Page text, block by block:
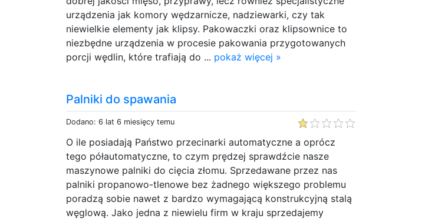
urządzenia jak komory wędzarnicze, nadziewarki, czy tak
niewielkie elementy jak klipsy. Pakowaczki oraz klipsownice to
niezbędne urządzenia w procesie pakowania przygotowanych
porcji wędlin, które trafiają do ... pokaż więcej »
Palniki do spawania
Dodano: 6 lat 6 miesięcy temu
O ile posiadają Państwo przecinarki automatyczne a oprócz
tego półautomatyczne, to czym prędzej sprawdźcie nasze
maszynowe palniki do cięcia złomu. Sprzedawane przez nas
palniki propanowo-tlenowe bez żadnego większego problemu
poradzą sobie nawet z bardzo wymagającą konstrukcyjną stalą
węglową. Jako jedna z niewielu firm w kraju sprzedajemy